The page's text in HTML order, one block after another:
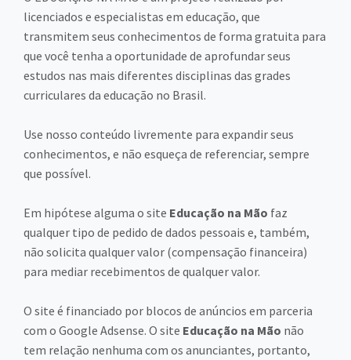
licenciados e especialistas em educação, que
transmitem seus conhecimentos de forma gratuita para
que você tenha a oportunidade de aprofundar seus
estudos nas mais diferentes disciplinas das grades
curriculares da educação no Brasil.
Use nosso conteúdo livremente para expandir seus
conhecimentos, e não esqueça de referenciar, sempre
que possível.
Em hipótese alguma o site Educação na Mão faz
qualquer tipo de pedido de dados pessoais e, também,
não solicita qualquer valor (compensação financeira)
para mediar recebimentos de qualquer valor.
O site é financiado por blocos de anúncios em parceria
com o Google Adsense. O site Educação na Mão não
tem relação nenhuma com os anunciantes, portanto,